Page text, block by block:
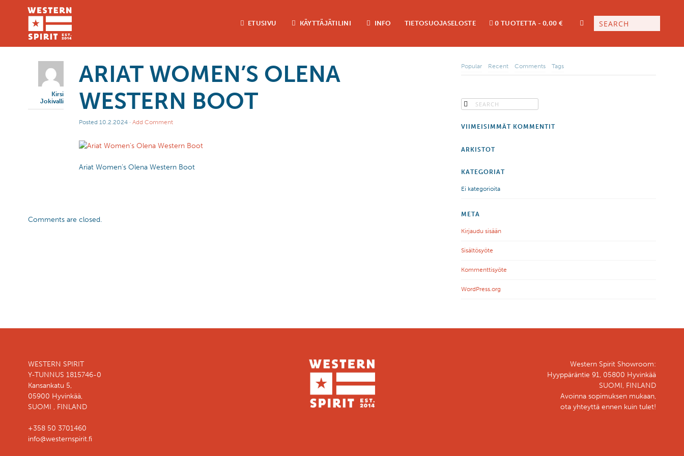
ETUSIVU KÄYTTÄJÄTILINI INFO TIETOSUOJASELOSTE 0 TUOTETTA 0,00 €
Kirsi
Jokivalli
ARIAT WOMEN’S OLENA
WESTERN BOOT
Posted 10.2.2024 · Add Comment
Ariat Women’s Olena Western Boot
Comments are closed.
Popular Recent Comments Tags
VIIMEISIMMÄT KOMMENTIT
ARKISTOT
KATEGORIAT
Ei kategorioita
META
Kirjaudu sisään
Sisältösyöte
Kommenttisyöte
WordPress.org
WESTERN SPIRIT
Y-TUNNUS 1815746-0
Kansankatu 5,
05900 Hyvinkää,
SUOMI , FINLAND
+358 50 3701460
info@westernspirit.fi
Western Spirit Showroom:
Hyyppäräntie 91, 05800 Hyvinkää
SUOMI, FINLAND
Avoinna sopimuksen mukaan,
ota yhteyttä ennen kuin tulet!